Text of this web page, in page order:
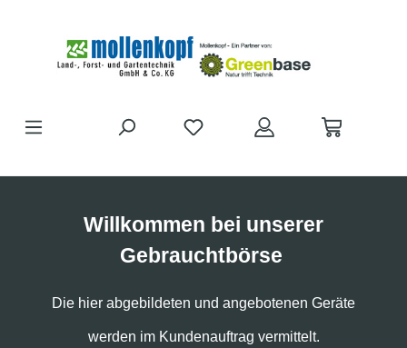
DU HAST 0 PRODUKTE AUF
Willkommen bei unserer
Gebrauchtbörse
Die hier abgebildeten und angebotenen Geräte
werden im Kundenauftrag vermittelt.